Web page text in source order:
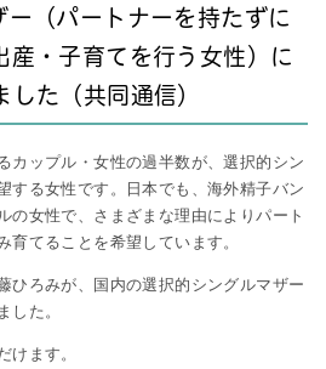
ー（パートナーを持たずに
産・子育てを行う女性）に
た（共同通信）
カップル・女性の過半数が、選択的シン
する女性です。日本でも、海外精子バン
の女性で、さまざまな理由によりパート
育てることを希望しています。
ひろみが、国内の選択的シングルマザー
した。
けます。